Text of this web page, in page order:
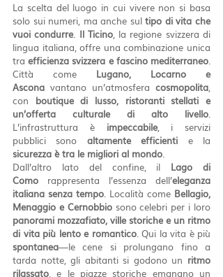
La scelta del luogo in cui vivere non si basa
solo sui numeri, ma anche sul tipo di vita che
vuoi condurre. Il Ticino, la regione svizzera di
lingua italiana, offre una combinazione unica
tra efficienza svizzera e fascino mediterraneo.
Città come Lugano, Locarno e
Ascona vantano un’atmosfera cosmopolita,
con boutique di lusso, ristoranti stellati e
un’offerta culturale di alto livello.
L’infrastruttura è impeccabile, i servizi
pubblici sono altamente efficienti
sicurezza è tra le migliori al mondo.
Dall’altro lato del confine, il Lago di
Como rappresenta l’essenza dell’eleganza
italiana senza tempo. Località come Bellagio,
Menaggio e Cernobbio
panorami mozzafiato, ville storiche e un ritmo
di vita più lento e romantico
spontanea—le cene si prolungano fino a
tarda notte, gli abitanti si godono un ritmo
rilassato